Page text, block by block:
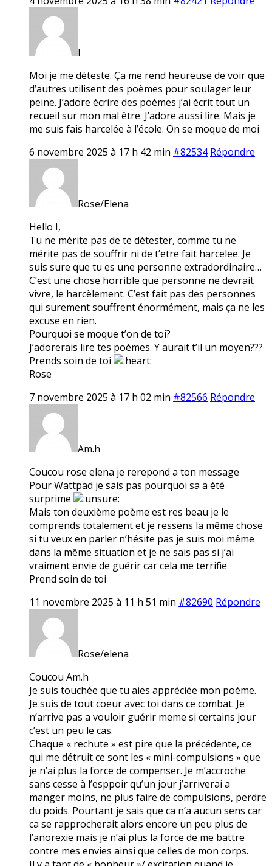
I
Moi je me déteste. Ça me rend heureuse de voir que
d’autres utilisent des poèmes pour soulager leur
peine. J’adore écrire des poèmes j’ai écrit tout un
recueil sur mon mal être. J’adore aussi lire. Mais je
me suis fais harcelée à l’école. On se moque de moi
6 novembre 2025 à 17 h 42 min #82534 Répondre
Rose/Elena
Hello I,
Tu ne mérite pas de te détester, comme tu ne
mérite pas de souffrir ni de t’etre fait harcelee. Je
suis sure que tu es une personne extradordinaire…
C’est une chose horrible que personne ne devrait
vivre, le harcèlement. C’est fait pas des personnes
qui surement souffrent énormément, mais ça ne les
excuse en rien.
Pourquoi se moque t’on de toi?
J’adorerais lire tes poèmes. Y aurait t’il un moyen???
Prends soin de toi
Rose
7 novembre 2025 à 17 h 02 min #82566 Répondre
Am.h
Coucou rose elena je rerepond a ton message
Pour Wattpad je sais pas pourquoi sa a été
surprime
Mais ton deuxième poème est res beau je le
comprends totalement et je ressens la même chose
si tu veux en parler n’hésite pas je suis moi même
dans la même situation et je ne sais pas si j’ai
vraiment envie de guérir car cela me terrifie
Prend soin de toi
11 novembre 2025 à 11 h 51 min #82690 Répondre
Rose/elena
Coucou Am.h
Je suis touchée que tu aies appréciée mon poème.
Je suis de tout coeur avec toi dans ce combat. Je
n’arrive pas a vouloir guérir meme si certains jour
c’est un peu le cas.
Chaque « rechute » est pire que la précédente, ce
qui me détruit ce sont les « mini-compulsions » que
je n’ai plus la force de compenser. Je m’accroche
sans cesse à l’esppoir qu’un jour j’arriverai a
manger moins, ne plus faire de compulsions, perdre
du poids. Pourtant je sais que ca n’a aucun sens car
ca se rapprocherait alors encore un peu plus de
l’anorexie mais je n’ai plus la force de me battre
contre mes envies ainsi que celles de mon corps.